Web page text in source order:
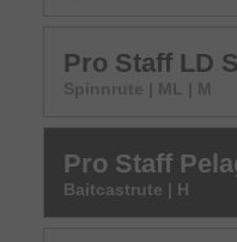
Pro Staff LD
Spinnrute | ML | M
Pro Staff
Baitcastrute | H